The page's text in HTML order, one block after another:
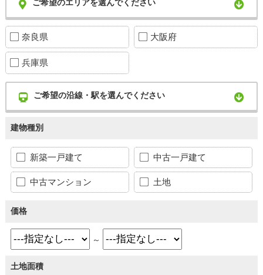
ご希望のエリアを選んでください
奈良県 大阪府
兵庫県
ご希望の沿線・駅を選んでください
建物種別
新築一戸建て 中古一戸建て
中古マンション 土地
価格
～
土地面積